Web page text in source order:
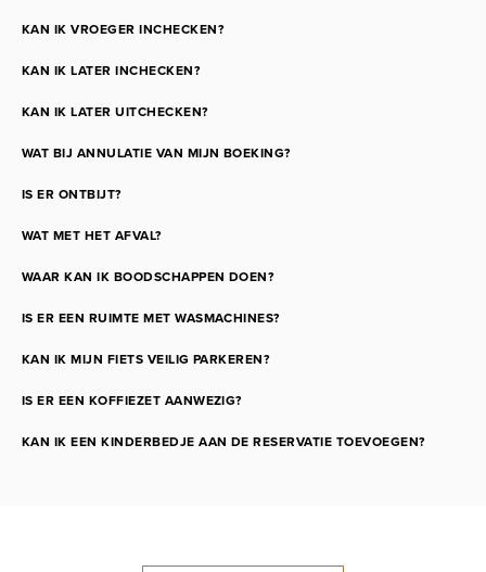
KAN IK VROEGER INCHECKEN?
KAN IK LATER INCHECKEN?
KAN IK LATER UITCHECKEN?
WAT BIJ ANNULATIE VAN MIJN BOEKING?
IS ER ONTBIJT?
WAT MET HET AFVAL?
WAAR KAN IK BOODSCHAPPEN DOEN?
IS ER EEN RUIMTE MET WASMACHINES?
KAN IK MIJN FIETS VEILIG PARKEREN?
IS ER EEN KOFFIEZET AANWEZIG?
KAN IK EEN KINDERBEDJE AAN DE RESERVATIE TOEVOEGEN?